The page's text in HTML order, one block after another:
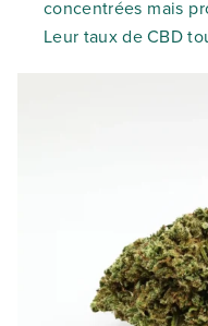
concentrées mais
Leur taux de CBD